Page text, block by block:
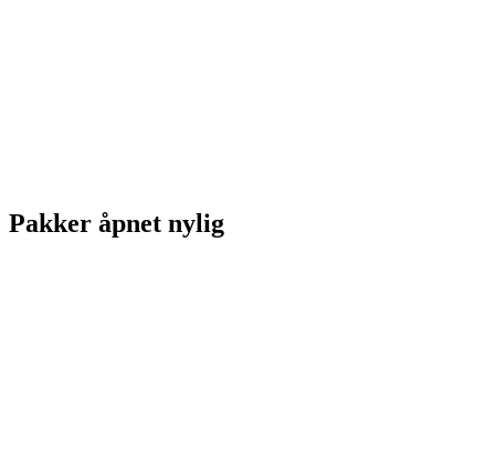
Pakker åpnet nylig